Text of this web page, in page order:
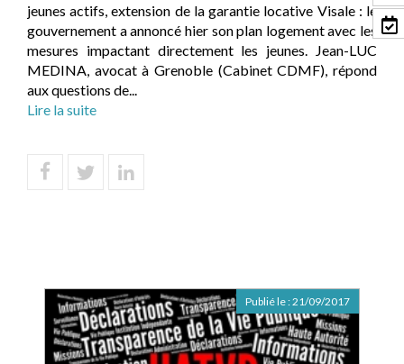
jeunes actifs, extension de la garantie locative Visale : le
gouvernement a annoncé hier son plan logement avec les
mesures impactant directement les jeunes. Jean-LUC
MEDINA, avocat à Grenoble (Cabinet CDMF), répond
aux questions de...
Lire la suite
Publié le :21/09/2017